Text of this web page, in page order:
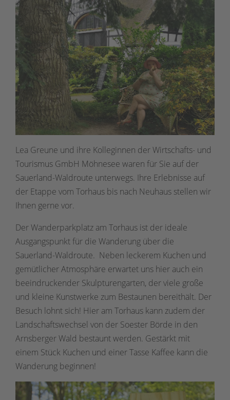
Lea Greune und ihre Kolleginnen der Wirtschafts- und
Tourismus GmbH Möhnesee waren für Sie auf der
Sauerland-Waldroute unterwegs. Ihre Erlebnisse auf
der Etappe vom Torhaus bis nach Neuhaus stellen wir
Ihnen gerne vor.
Der Wanderparkplatz am Torhaus ist der ideale
Ausgangspunkt für die Wanderung über die
Sauerland-Waldroute. Neben leckerem Kuchen und
gemütlicher Atmosphäre erwartet uns hier auch ein
beeindruckender Skulpturengarten, der viele große
und kleine Kunstwerke zum Bestaunen bereithält. Der
Besuch lohnt sich! Hier am Torhaus kann zudem der
Landschaftswechsel von der Soester Börde in den
Arnsberger Wald bestaunt werden. Gestärkt mit
einem Stück Kuchen und einer Tasse Kaffee kann die
Wanderung beginnen!